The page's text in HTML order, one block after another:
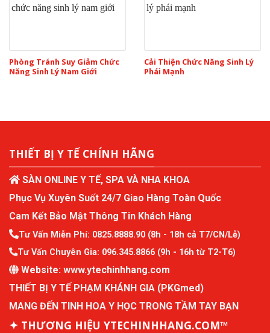
Phòng Tránh Suy Giảm Chức
Năng Sinh Lý Nam Giới
Cải Thiện Chức Năng Sinh Lý
Phái Mạnh
THIẾT BỊ Y TẾ CHÍNH HÃNG
SÀN ONLINE Y TẾ, SPA VÀ NHA KHOA
Phục Vụ Xuyên Suốt 24/7 Giao Hàng Toàn Quốc
Cam Kết Bảo Mật Thông Tin Khách Hàng
Tư Vấn Miễn Phí: 0825.8888.90 (8h - 18h cả T7/CN/Lễ)
Tư Vấn Chuyên Gia: 096.345.8866 (9h - 16h từ T2-T6)
Website: www.ytechinhhang.com
THIẾT BỊ Y TẾ PHẠM KHÁNH GIA (PKGmed)
MANG ĐẾN TINH HOA Y HỌC TRONG TẦM TAY BẠN
✦ THƯƠNG HIỆU YTECHINHHANG.COM™